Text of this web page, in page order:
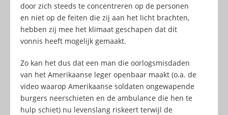
door zich steeds te concentreren op de personen
en niet op de feiten die zij aan het licht brachten,
hebben zij mee het klimaat geschapen dat dit
vonnis heeft mogelijk gemaakt.
Zo kan het dus dat een man die oorlogsmisdaden
van het Amerikaanse leger openbaar maakt (o.a. de
video waarop Amerikaanse soldaten ongewapende
burgers neerschieten en de ambulance die hen te
hulp schiet) nu levenslang riskeert terwijl de